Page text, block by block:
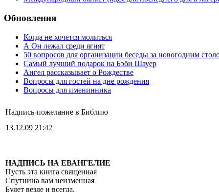
Обновления
Когда не хочется молиться
А Он лежал среди ягнят
50 вопросов для организации беседы за новогодним
Самый лучший подарок на Бэби Шауер
Ангел рассказывает о Рождестве
Вопросы для гостей на дне рождения
Вопросы для именинника
Надпись-пожелание в Библию
13.12.09 21:42
НАДПИСЬ НА ЕВАНГЕЛИЕ
Пусть эта книга священная
Спутница вам неизменная
Будет везде и всегда.